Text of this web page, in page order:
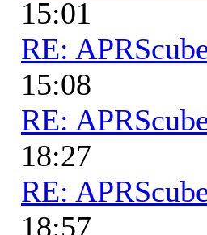
15:01
RE:
15:08
RE:
18:27
RE:
18:57